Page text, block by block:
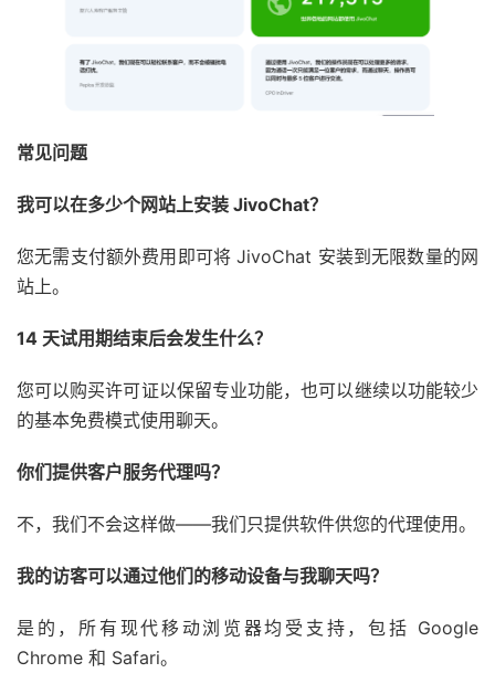
常见问题
我可以在多少个网站上安装 JivoChat？
您无需支付额外费用即可将 JivoChat 安装到无限数量的网
站上。
14 天试用期结束后会发生什么？
您可以购买许可证以保留专业功能，也可以继续以功能较少
的基本免费模式使用聊天。
你们提供客户服务代理吗？
不，我们不会这样做——我们只提供软件供您的代理使用。
我的访客可以通过他们的移动设备与我聊天吗？
是的，所有现代移动浏览器均受支持，包括 Google
Chrome 和 Safari。